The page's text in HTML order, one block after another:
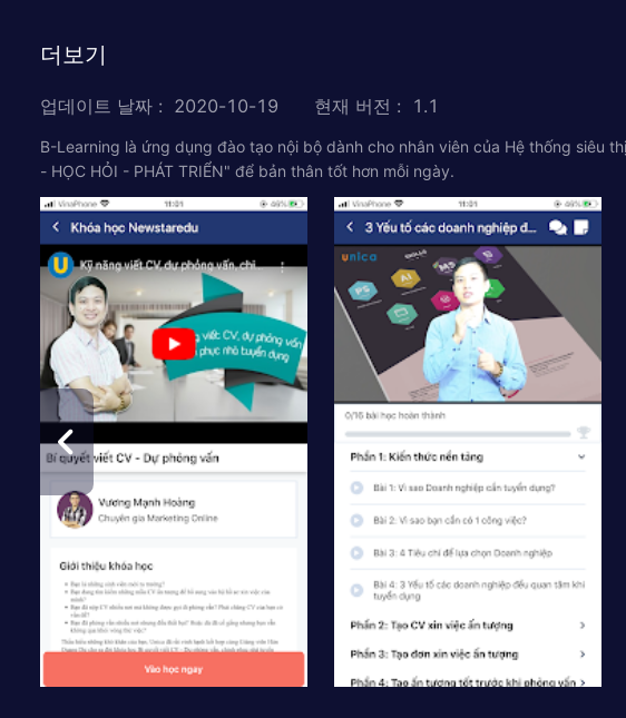
더보기
업데이트 날짜 : 2020-10-19 현재 버전 : 1.1
B-Learning là ứng dụng đào tạo nội bộ dành cho nhân viên của Hệ thống siêu
- HỌC HỎI - PHÁT TRIỂN" để bản thân tốt hơn mỗi ngày.